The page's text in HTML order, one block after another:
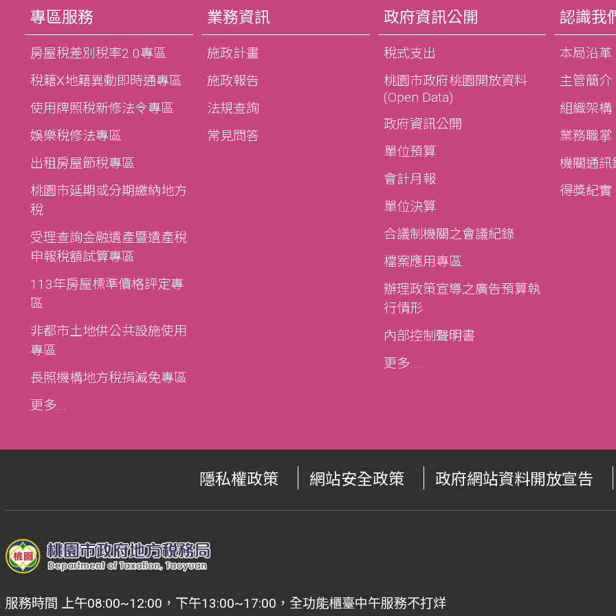
專區服務
房屋稅差別稅率2.0專區
稅籍X地籍異動即時通專區
使用牌照稅新修法令專區
娛樂稅修法專區
出租房屋節稅專區
桃園市延期或分期繳納地方
稅
受理查詢金融遺產暨遺產稅
申報稅額試算專區
113年房屋標準價格評定專
區
非都市土地供公共設施使用
專區
長照機構地方稅捐減免專區
更多...
業務資訊
施政計畫
施政報告
法規查詢
常見問答
政府資訊公開
稅式支出
桃園市政府桃園開放資料
(Open Data)
政府資訊公開
單位預算
會計月報
單位決算
合議制機關之會議紀錄
檔案應用專區
辦理政策宣導之廣告預算執
行情形
內部控制聲明書
更多...
認識我
本局沿革
主管簡介
組織架構
業務職掌
機關通訊
得獎紀實
隱私權政策 網站安全政策 政府網站資料開放宣告
服務時間 上午08:00~12:00，下午13:00~17:00，全功能櫃臺中午服務不打烊